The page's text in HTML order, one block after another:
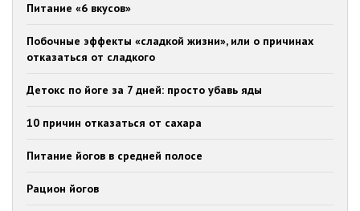
Питание «6 вкусов»
Побочные эффекты «сладкой жизни», или о причинах
отказаться от сладкого
Детокс по йоге за 7 дней: просто убавь яды
10 причин отказаться от сахара
Питание йогов в средней полосе
Рацион йогов